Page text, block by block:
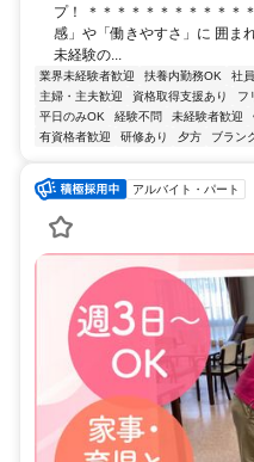
プ！ ＊＊＊＊＊＊＊＊＊＊＊
感」や「働きやすさ」に 囲ま
未経験の...
業界未経験者歓迎 扶養内勤務OK 社
主婦・主夫歓迎
資格取得支援あり フ
平日のみOK
経験不問 未経験者歓迎
有資格者歓迎
研修あり 夕方 ブラン
アルバイト・パート